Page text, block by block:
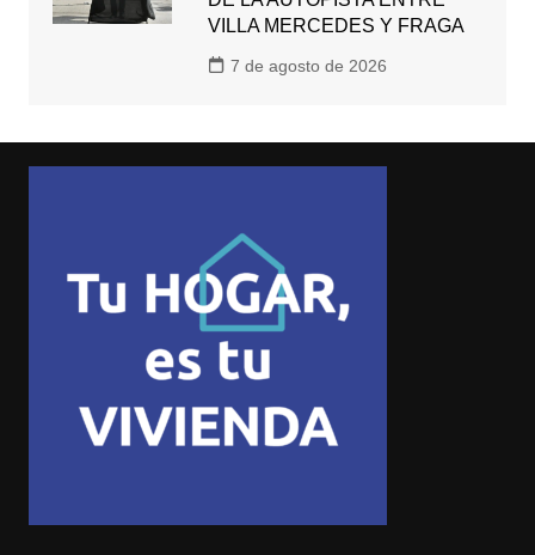
VILLA MERCEDES Y FRAGA
7 de agosto de 2026